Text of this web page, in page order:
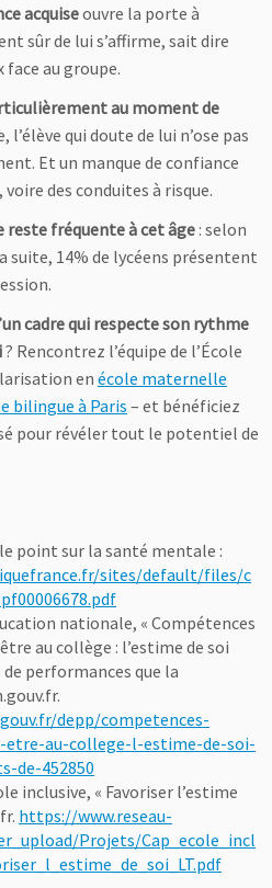
acquiseouvre la porte à
sûr de lui s’affirme, sait dire
au groupe.
au moment de
l’élève qui doute de lui n’ose pas
Et un manque de confiance
des conduites à risque.
fréquente à cet âge : selon
suite, 14% de lycéens présentent
cadre qui respecte son rythme
? Rencontrez l’équipe de l’École
en école maternelle
bilingue à Paris – et bénéficiez
pour révéler tout le potentiel de
point sur la santé mentale :
sites/default/files/c
nationale, « Compétences
au collège : l’estime de soi
performances que la
depp/competences-
etre-au-college-l-estime-de-soi-
de-452850
inclusive, « Favoriser l’estime
https://www.reseau-
Projets/Cap_ecole_incl